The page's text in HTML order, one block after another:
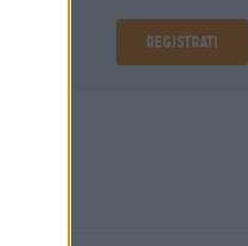
Registrati